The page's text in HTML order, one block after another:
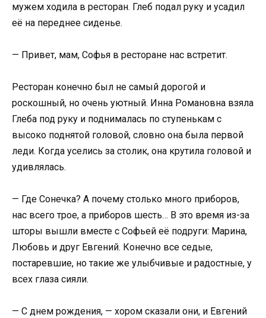
мужем ходила в ресторан. Глеб подал руку и усадил
её на переднее сиденье.
— Привет, мам, Софья в ресторане нас встретит.
Ресторан конечно был не самый дорогой и
роскошный, но очень уютный. Инна Романовна взяла
Глеба под руку и поднималась по ступенькам с
высоко поднятой головой, словно она была первой
леди. Когда уселись за столик, она крутила головой и
удивлялась.
— Где Сонечка? А почему столько много приборов,
нас всего трое, а приборов шесть… В это время из-за
шторы вышли вместе с Софьей её подруги: Марина,
Любовь и друг Евгений. Конечно все седые,
постаревшие, но такие же улыбчивые и радостные, у
всех глаза сияли.
— С днем рождения, — хором сказали они, и Евгений